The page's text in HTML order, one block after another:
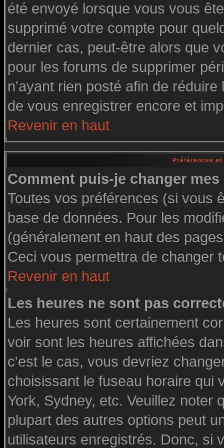
été envoyé lorsque vous vous
supprimé votre compte pour
dernier cas, peut-être alors que
pour les forums de supprimer
n'ayant rien posté afin de
de vous enregistrer encore et
Revenir en haut
Préférences
Comment puis-je changer
Toutes vos préférences (si vous
base de données. Pour les
(généralement en haut des
Ceci vous permettra de changer
Revenir en haut
Les heures ne sont pas
Les heures sont certainement
voir sont les heures affichées
c'est le cas, vous devriez
choisissant le fuseau horaire qui
York, Sydney, etc. Veuillez noter
plupart des autres options peut
utilisateurs enregistrés. Donc, si